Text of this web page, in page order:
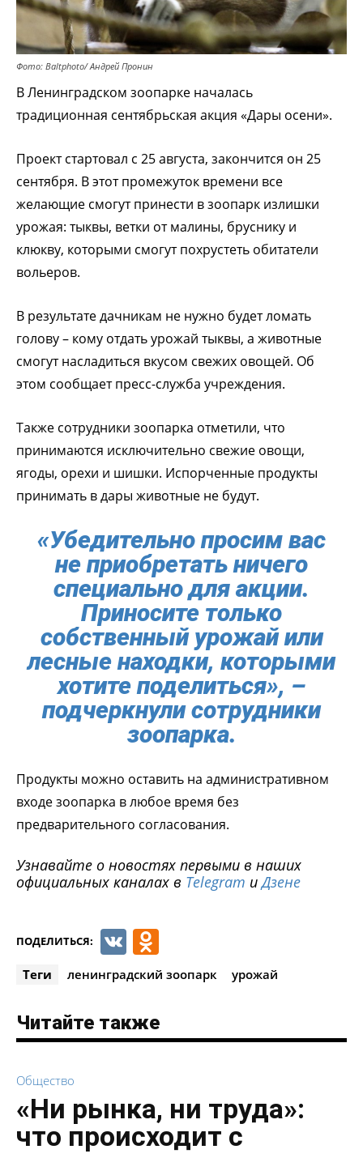
Фото: Baltphoto/ Андрей Пронин
В Ленинградском зоопарке началась
традиционная сентябрьская акция «Дары осени».
Проект стартовал с 25 августа, закончится он 25
сентября. В этот промежуток времени все
желающие смогут принести в зоопарк излишки
урожая: тыквы, ветки от малины, бруснику и
клюкву, которыми смогут похрустеть обитатели
вольеров.
В результате дачникам не нужно будет ломать
голову – кому отдать урожай тыквы, а животные
смогут насладиться вкусом свежих овощей. Об
этом сообщает пресс-служба учреждения.
Также сотрудники зоопарка отметили, что
принимаются исключительно свежие овощи,
ягоды, орехи и шишки. Испорченные продукты
принимать в дары животные не будут.
«Убедительно просим вас
не приобретать ничего
специально для акции.
Приносите только
собственный урожай или
лесные находки, которыми
хотите поделиться», –
подчеркнули сотрудники
зоопарка.
Продукты можно оставить на административном
входе зоопарка в любое время без
предварительного согласования.
Узнавайте о новостях первыми в наших
официальных каналах в Telegram иДзене
ПОДЕЛИТЬСЯ: VK
Теги ленинградский зоопарк урожай
Читайте также
Общество
«Ни рынка, ни труда»:
что происходит с